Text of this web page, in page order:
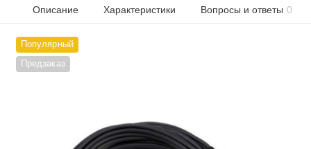
Описание Характеристики Вопросы и ответы 0
Популярный
Предзаказ